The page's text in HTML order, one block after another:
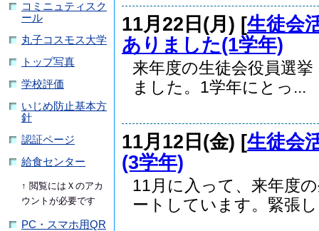
コミニュティスク
ール
丸子コスモス大学
トップ写真
学校評価
いじめ防止基本方
針
認証ページ
給食センター
↑ 閲覧にはＸのアカ
ウントが必要です
PC・スマホ用QR
11月22日(月) [生徒会
ありました(1学年)
来年度の生徒会役員選
ました。1学年にとっ...
11月12日(金) [生徒会
(3学年)
11月に入って、来年度
ートしています。緊張